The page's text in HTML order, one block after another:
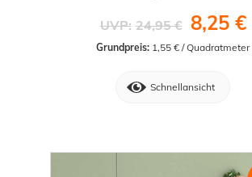
UVP: 24,95 € 8,25 €
Grundpreis: 1,55 € / Quadratmeter
Schnellansicht